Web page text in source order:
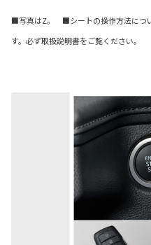
■写真はZ。 ■シートの操作方法につ
す。必ず取扱説明書をご覧ください。